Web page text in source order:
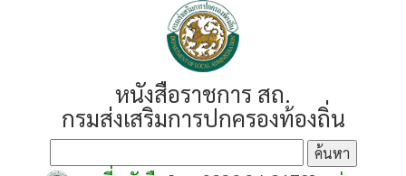
หนังสือราชการ สถ.
กรมส่งเสริมการปกครองท้องถิ่น